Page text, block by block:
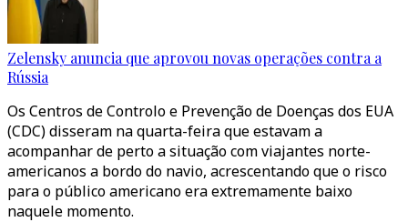
Zelensky anuncia que aprovou novas operações contra a
Rússia
Os Centros de Controlo e Prevenção de Doenças dos EUA
(CDC) disseram na quarta-feira que estavam a
acompanhar de perto a situação com viajantes norte-
americanos a bordo do navio, acrescentando que o risco
para o público americano era extremamente baixo
naquele momento.